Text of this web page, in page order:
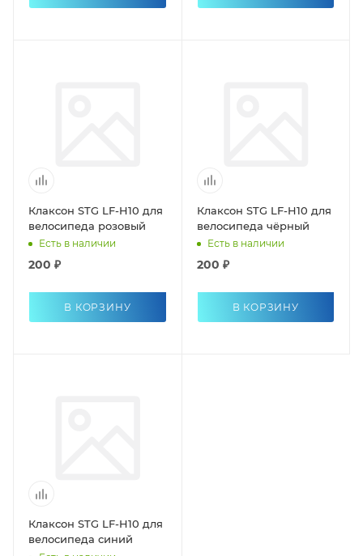
Клаксон STG LF-H10 для
велосипедa розовый
Есть в наличии
200 ₽
В КОРЗИНУ
Клаксон STG LF-H10 для
велосипедa чёрный
Есть в наличии
200 ₽
В КОРЗИНУ
Клаксон STG LF-H10 для
велосипедa синий